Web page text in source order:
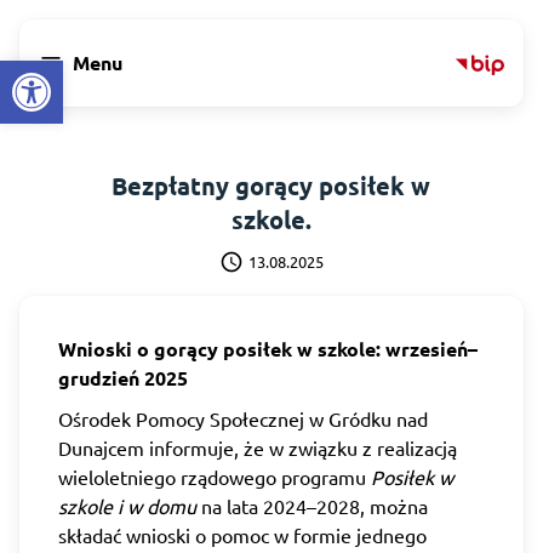
Open toolbar
menu Menu
Bezpłatny gorący posiłek w
szkole.
schedule 13.08.2025
Wnioski o gorący posiłek w szkole: wrzesień–
grudzień 2025
Ośrodek Pomocy Społecznej w Gródku nad
Dunajcem informuje, że w związku z realizacją
wieloletniego rządowego programu Posiłek w
szkole i w domuna lata 2024–2028, można
składać wnioski o pomoc w formie jednego